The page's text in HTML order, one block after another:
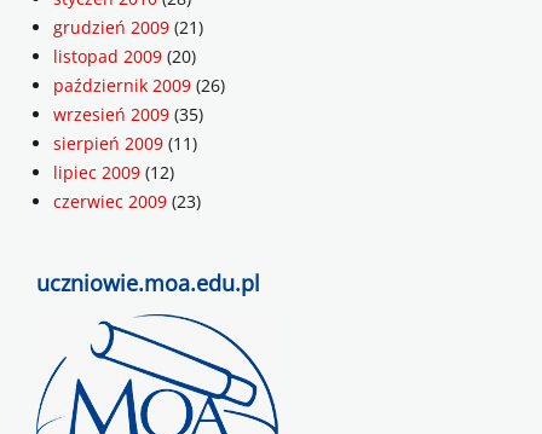
grudzień 2009 (21)
listopad 2009 (20)
październik 2009 (26)
wrzesień 2009 (35)
sierpień 2009 (11)
lipiec 2009 (12)
czerwiec 2009 (23)
uczniowie.moa.edu.pl